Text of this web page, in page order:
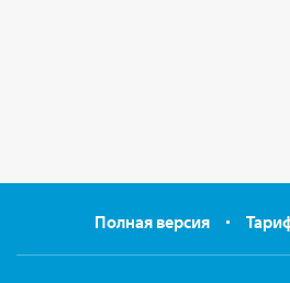
Полная версия